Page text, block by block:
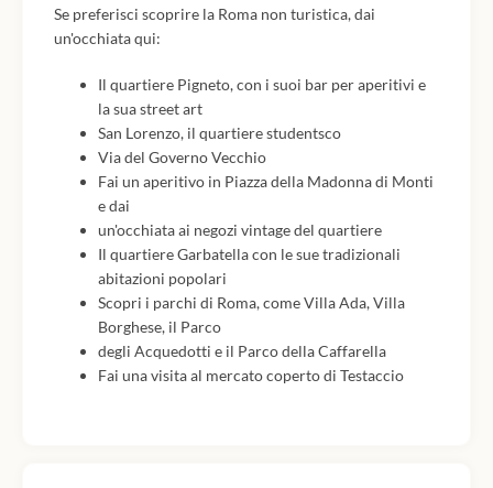
Se preferisci scoprire la Roma non turistica, dai
un'occhiata qui:
Il quartiere Pigneto, con i suoi bar per aperitivi e
la sua street art
San Lorenzo, il quartiere studentsco
Via del Governo Vecchio
Fai un aperitivo in Piazza della Madonna di Monti
e dai
un'occhiata ai negozi vintage del quartiere
Il quartiere Garbatella con le sue tradizionali
abitazioni popolari
Scopri i parchi di Roma, come Villa Ada, Villa
Borghese, il Parco
degli Acquedotti e il Parco della Caffarella
Fai una visita al mercato coperto di Testaccio